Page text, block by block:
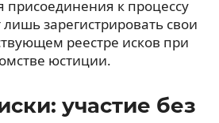
к процессу
зарегистрировать свои
реестре исков при
юстиции.
участие без